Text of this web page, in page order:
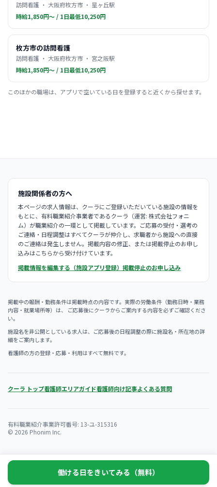
訪問看護 ・ 大阪府枚方市 ・ 星ヶ丘駅
時給1,850円〜 / 1日最低10,250円
枚方市の訪問看護
訪問看護 ・ 大阪府枚方市 ・ 宮之阪駅
時給1,850円〜 / 1日最低10,250円
このほかの職場は、アプリで空いている日を登録すると近くから探せます。
施設関係者の方へ
本ページの求人情報は、クーラにご登録いただいている施設の情報を
もとに、有料職業紹介事業者であるクーラ（運営: 株式会社フォニ
ム）が職業紹介の一環として掲載しています。ご応募の受付・選考の
ご連絡・日程調整はすべてクーラが仲介し、求職者から施設への直接
のご連絡は発生しません。掲載内容の修正、または掲載停止のお申し
込みはこちらから受け付けています。
掲載情報を編集する（施設アプリ登録） 掲載停止のお申し込み
掲載中の報酬・勤務条件は掲載時点の内容です。実際の労働条件（勤務日時・業務
内容・就業場所等）は、 ご応募後にクーラからご案内する内容を必ずご確認くださ
い。
施設名を非公開としている求人は、ご応募後の日程調整の際に施設名・所在地の詳
細をご案内します。
看護師の方の登録・応募・利用はすべて無料です。
クーラ トップ看護師エリアガイド看護師向け記事よくある質問
有料職業紹介事業許可番号: 13-ユ-315316
© 2026 Phonim Inc.
働ける日をきいてみる（無料）